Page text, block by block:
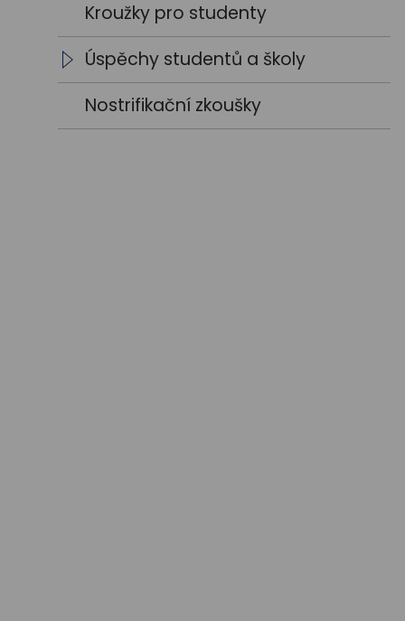
Kroužky pro studenty
Úspěchy studentů a školy
Školní rok 2021 / 2022
Nostrifikační zkoušky